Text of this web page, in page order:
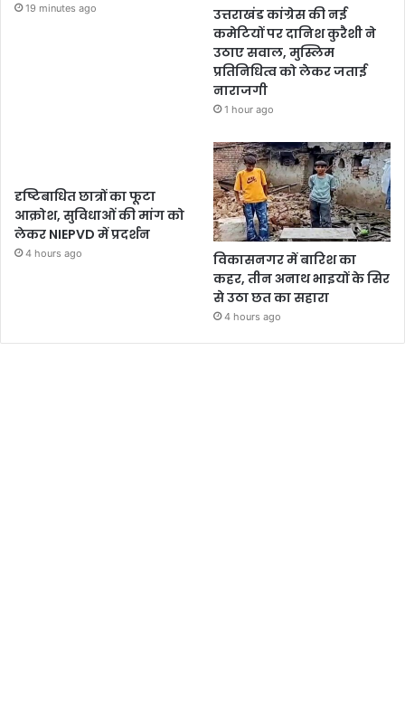
19 minutes ago
उत्तराखंड कांग्रेस की नई
कमेटियों पर दानिश कुरैशी ने
उठाए सवाल, मुस्लिम
प्रतिनिधित्व को लेकर जताई
नाराजगी
1 hour ago
दृष्टिबाधित छात्रों का फूटा
आक्रोश, सुविधाओं की मांग को
लेकर NIEPVD में प्रदर्शन
4 hours ago
विकासनगर में बारिश का
कहर, तीन अनाथ भाइयों के सिर
से उठा छत का सहारा
4 hours ago